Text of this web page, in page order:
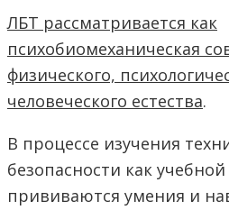
ЛБТ рассматривается как
психобиомеханическая
физического,
человеческого естества.
В процессе изучения
безопасности как
прививаются умения и